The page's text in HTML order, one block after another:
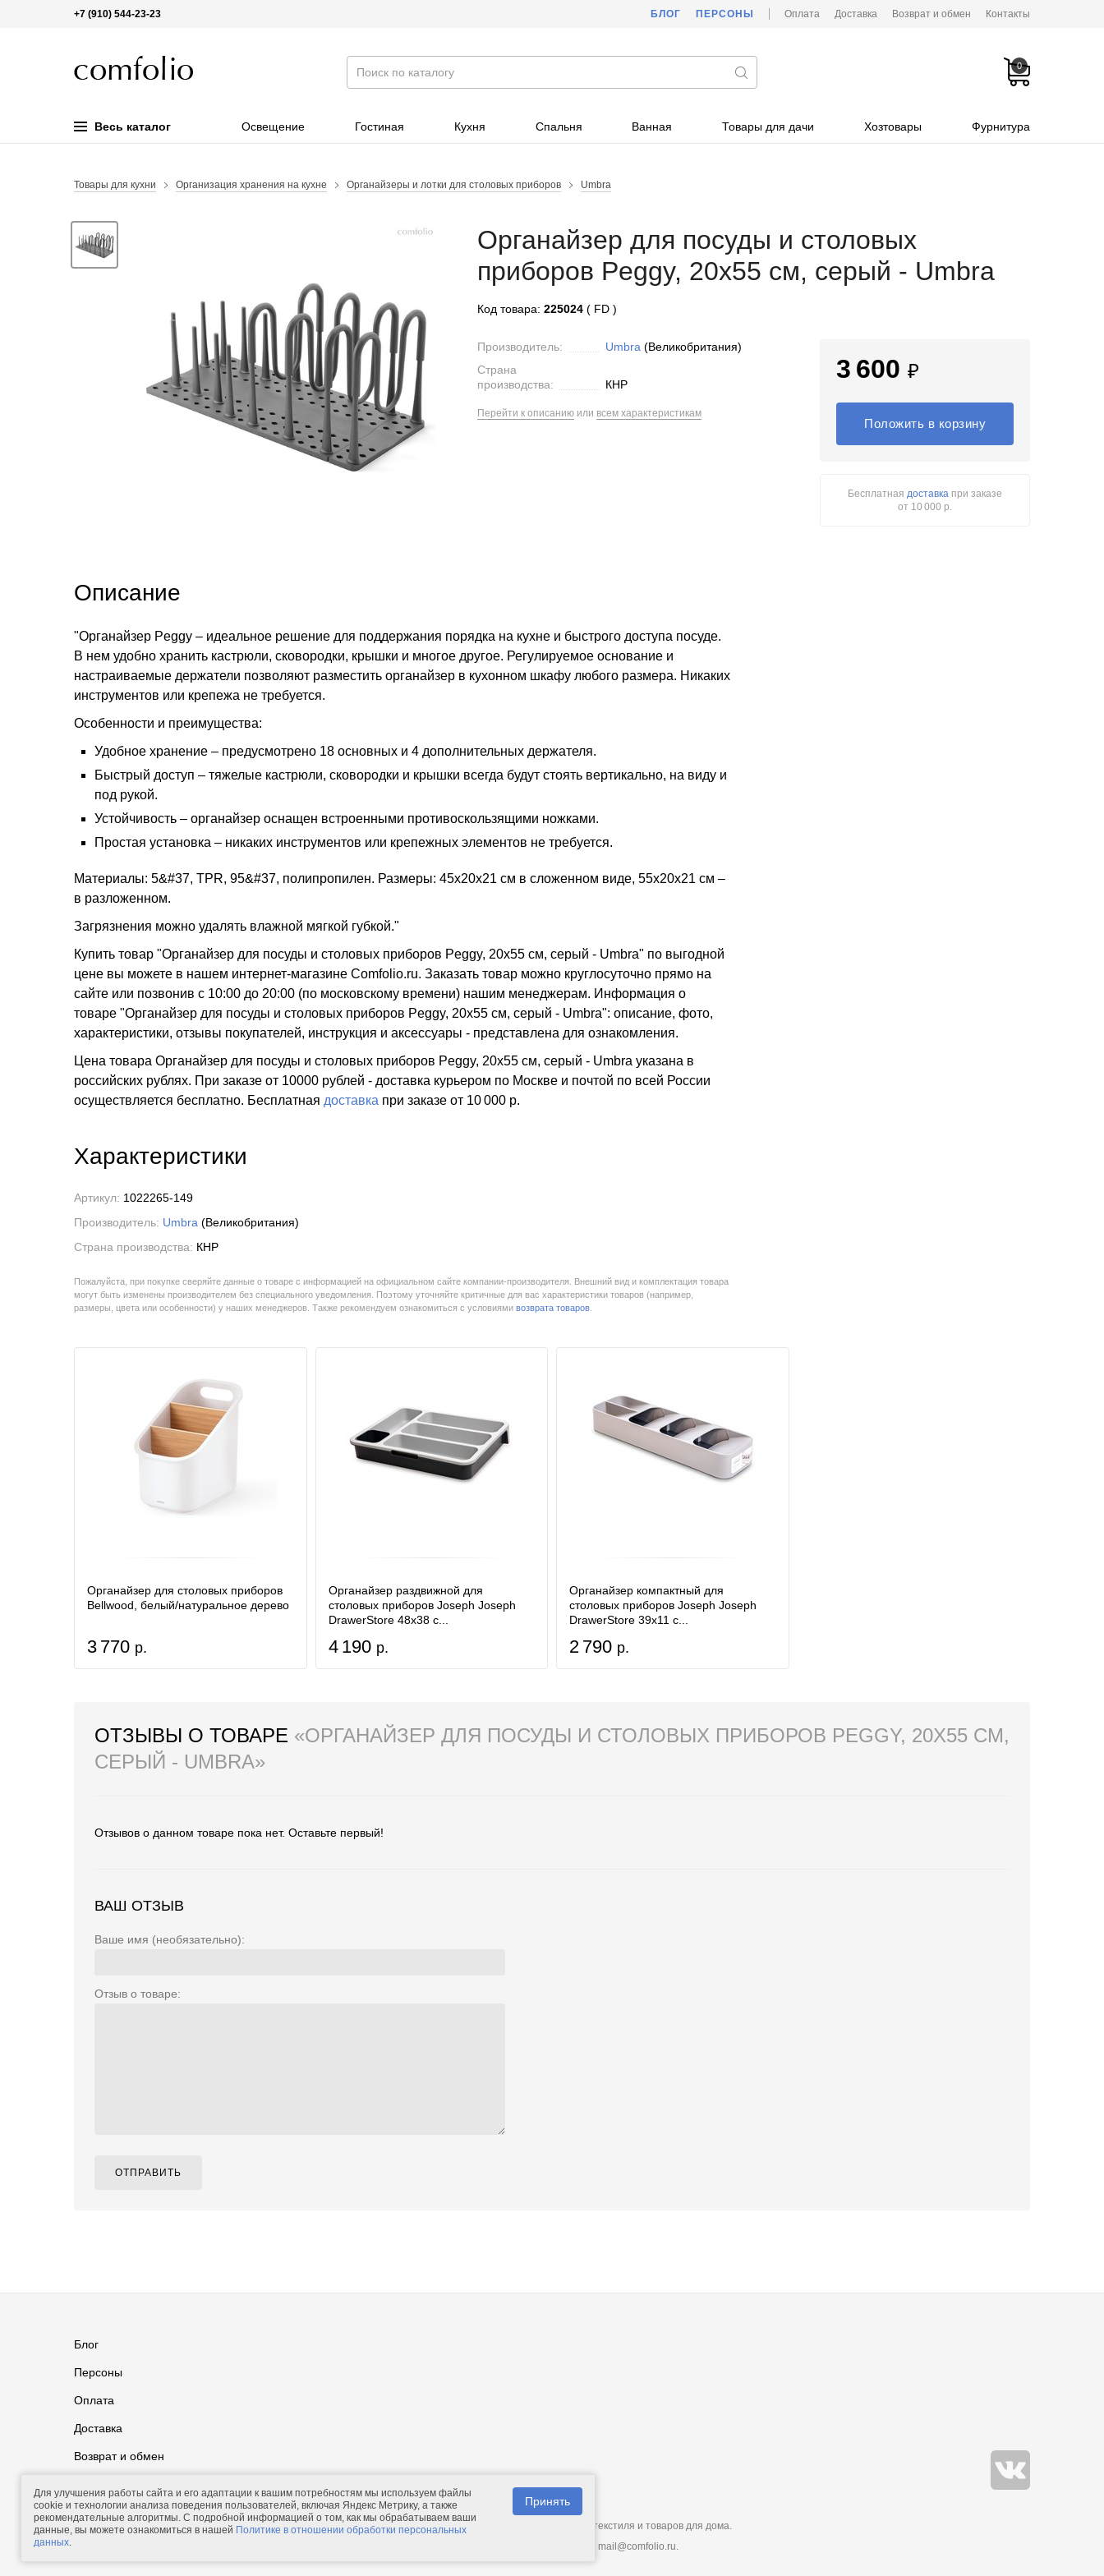
+7 (910) 544-23-23 БЛОГ ПЕРСОНЫ Оплата Доставка Возврат и обмен Контакты
0
Весь каталог Освещение Гостиная Кухня Спальня Ванная Товары для дачи Хозтовары Фурнитура
Товары для кухни Организация хранения на кухне Органайзеры и лотки для столовых приборов Umbra
Органайзер для посуды и столовых
приборов Peggy, 20х55 см, серый - Umbra
Код товара: 225024 ( FD )
Производитель: Umbra (Великобритания)
Страна
производства:
КНР
Перейти к описаниюили всем характеристикам
3 600 ₽
Положить в корзину
Бесплатнаядоставка при заказе
от 10 000 р.
Описание
"Органайзер Peggy – идеальное решение для поддержания порядка на кухне и быстрого доступа посуде.
В нем удобно хранить кастрюли, сковородки, крышки и многое другое. Регулируемое основание и
настраиваемые держатели позволяют разместить органайзер в кухонном шкафу любого размера. Никаких
инструментов или крепежа не требуется.
Особенности и преимущества:
Удобное хранение – предусмотрено 18 основных и 4 дополнительных держателя.
Быстрый доступ – тяжелые кастрюли, сковородки и крышки всегда будут стоять вертикально, на виду и
под рукой.
Устойчивость – органайзер оснащен встроенными противоскользящими ножками.
Простая установка – никаких инструментов или крепежных элементов не требуется.
Материалы: 5&#37, TPR, 95&#37, полипропилен. Размеры: 45х20х21 см в сложенном виде, 55х20х21 см –
в разложенном.
Загрязнения можно удалять влажной мягкой губкой."
Купить товар "Органайзер для посуды и столовых приборов Peggy, 20х55 см, серый - Umbra" по выгодной
цене вы можете в нашем интернет-магазине Comfolio.ru. Заказать товар можно круглосуточно прямо на
сайте или позвонив с 10:00 до 20:00 (по московскому времени) нашим менеджерам. Информация о
товаре "Органайзер для посуды и столовых приборов Peggy, 20х55 см, серый - Umbra": описание, фото,
характеристики, отзывы покупателей, инструкция и аксессуары - представлена для ознакомления.
Цена товара Органайзер для посуды и столовых приборов Peggy, 20х55 см, серый - Umbra указана в
российских рублях. При заказе от 10000 рублей - доставка курьером по Москве и почтой по всей России
осуществляется бесплатно. Бесплатная доставка при заказе от 10 000 р.
Характеристики
Артикул: 1022265-149
Производитель: Umbra (Великобритания)
Страна производства: КНР
Пожалуйста, при покупке сверяйте данные о товаре с информацией на официальном сайте компании-производителя. Внешний вид и комплектация товара
могут быть изменены производителем без специального уведомления. Поэтому уточняйте критичные для вас характеристики товаров (например,
размеры, цвета или особенности) у наших менеджеров. Также рекомендуем ознакомиться с условиями возврата товаров
Органайзер для столовых приборов
Bellwood, белый/натуральное дерево
3 770 р.
Органайзер раздвижной для
столовых приборов Joseph Joseph
DrawerStore 48х38 с...
4 190 р.
Органайзер компактный для
столовых приборов Joseph Joseph
DrawerStore 39х11 с...
2 790 р.
ОТЗЫВЫ О ТОВАРЕ «ОРГАНАЙЗЕР ДЛЯ ПОСУДЫ И СТОЛОВЫХ ПРИБОРОВ PEGGY, 20Х55 СМ,
СЕРЫЙ - UMBRA»
Отзывов о данном товаре пока нет. Оставьте первый!
ВАШ ОТЗЫВ
Ваше имя (необязательно):
Отзыв о товаре:
ОТПРАВИТЬ
Блог
Персоны
Оплата
Доставка
Возврат и обмен
© 2011-2026.Comfolio.ru
— интернет-магазин текстиля и товаров для дома.
mail@comfolio.ru.
Для улучшения работы сайта и его адаптации к вашим потребностям мы используем файлы
cookie и технологии анализа поведения пользователей, включая Яндекс Метрику, а также
рекомендательные алгоритмы. С подробной информацией о том, как мы обрабатываем ваши
данные, вы можете ознакомиться в нашей Политике в отношении обработки персональных
данных.
Принять